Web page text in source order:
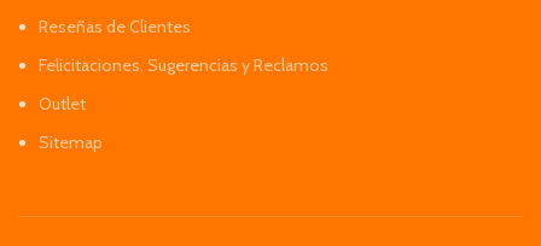
Reseñas de Clientes
Felicitaciones, Sugerencias y Reclamos
Outlet
Sitemap